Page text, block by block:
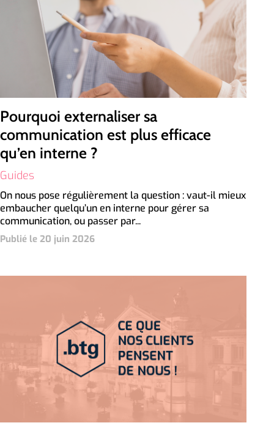
Pourquoi externaliser sa
communication est plus efficace
qu’en interne ?
Guides
On nous pose régulièrement la question : vaut-il mieux
embaucher quelqu’un en interne pour gérer sa
communication, ou passer par...
Publié le 20 juin 2026